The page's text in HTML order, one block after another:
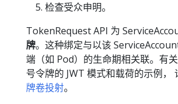
检查受众申明。
TokenRequest API 为
牌。这种绑定与以该
端（如 Pod）的生命期相关联。有
号令牌的 JWT 模式和载荷的示例，
牌卷投射。